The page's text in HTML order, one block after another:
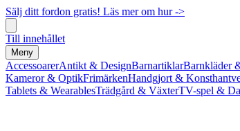
Sälj ditt fordon gratis! Läs mer om hur ->
Till innehållet
Meny
AccessoarerAntikt & DesignBarnartiklarBarnkläder
Kameror & OptikFrimärkenHandgjort &
Tablets & WearablesTrädgård & VäxterTV-spel &